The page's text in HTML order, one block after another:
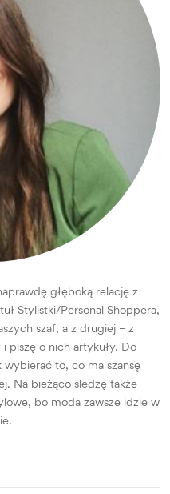
głęboką relację z
Stylistki/Personal Shoppera,
szaf, a z drugiej – z
piszę o nich artykuły. Do
to, co ma szansę
Na bieżąco śledzę także
bo moda zawsze idzie w